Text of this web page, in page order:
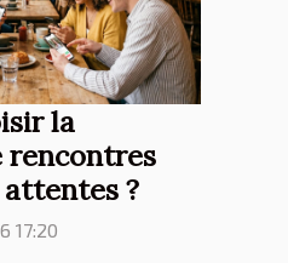
la
rencontres
?
17:20